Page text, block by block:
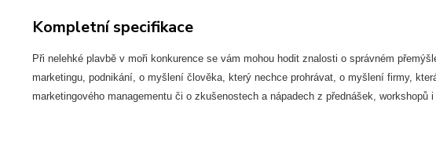
Kompletní specifikace
Při nelehké plavbě v moři konkurence se vám mohou hodit znalosti o správném
marketingu, podnikání, o myšlení člověka, který nechce prohrávat, o myšlení firmy,
marketingového managementu či o zkušenostech a nápadech z přednášek,